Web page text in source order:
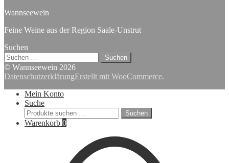
Wannseewein
Feine Weine aus der Region Saale-Unstrut
Suchen
Suchen
nach:
© Wannseewein 2026
DatenschutzerklärungErstellt mit WooCommerce.
Mein Konto
Suche
Suchen
nach:
Suchen
Warenkorb 0